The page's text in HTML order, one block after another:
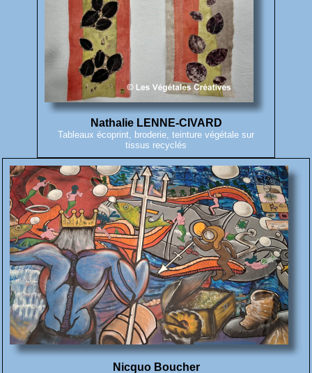
Nathalie LENNE-CIVARD
Tableaux écoprint, broderie, teinture végétale sur
tissus recyclés
Nicquo Boucher